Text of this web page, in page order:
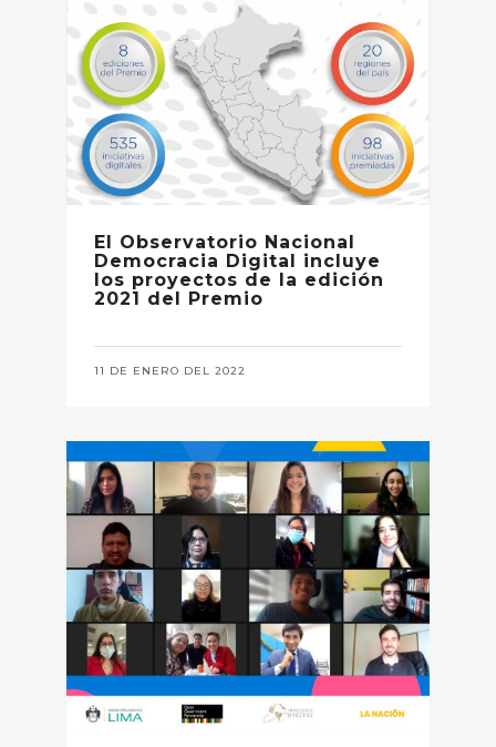
El Observatorio Nacional
Democracia Digital incluye
los proyectos de la edición
2021 del Premio
11 DE ENERO DEL 2022